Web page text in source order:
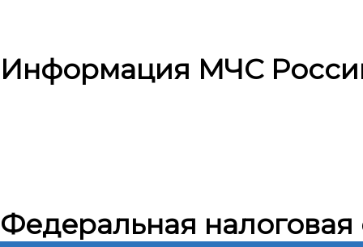
Информация МЧС
Федеральная налоговая